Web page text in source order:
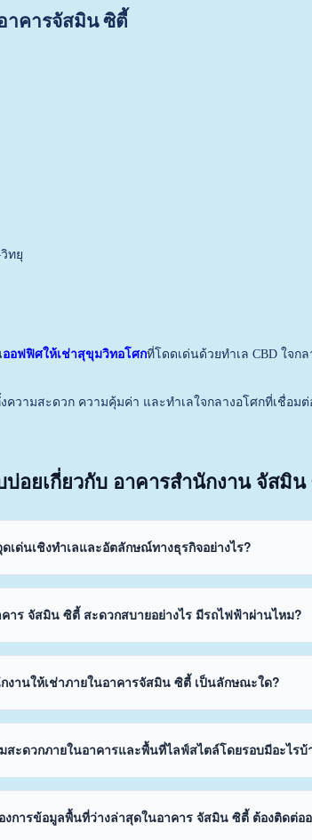
าคารจัสมิน ซิตี้
ทยุ
ออฟฟิศให้เช่าสุขุมวิทอโศกที่โดดเด่นด้วยทำเล CBD ใจก
ความสะดวก ความคุ้มค่า และทำเลใจกลางอโศกที่เชื่อม
อยเกี่ยวกับ อาคารสำนักงาน จัสมิ
เด่นเชิงทำเลและอัตลักษณ์ทางธุรกิจอย่างไร?
คาร จัสมิน ซิตี้ สะดวกสบายอย่างไร มีรถไฟฟ้าผ่านไหม?
งานให้เช่าภายในอาคารจัสมิน ซิตี้ เป็นลักษณะใด?
สะดวกภายในอาคารและพื้นที่ไลฟ์สไตล์โดยรอบมีอะไรบ้
งการข้อมูลพื้นที่ว่างล่าสุดในอาคาร จัสมิน ซิตี้ ต้องติดต่อ